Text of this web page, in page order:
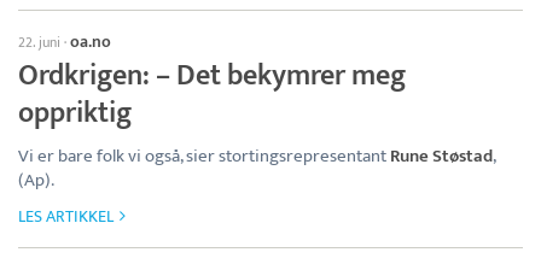
22. juni ·oa.no
Ordkrigen: – Det bekymrer meg
oppriktig
Vi er bare folk vi også, sier stortingsrepresentantRune Støstad,
(Ap).
LES ARTIKKEL